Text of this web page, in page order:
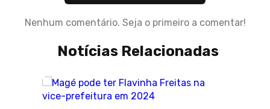
Nenhum comentário. Seja o primeiro a comentar!
Notícias Relacionadas